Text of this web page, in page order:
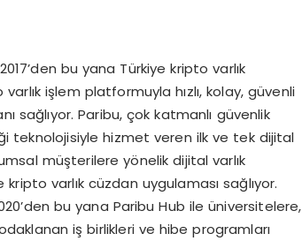
bu yana Türkiye kripto varlık
işlem platformuyla hızlı, kolay, güvenli
sağlıyor. Paribu, çok katmanlı güvenlik
teknolojisiyle hizmet veren ilk ve tek dijital
müşterilere yönelik dijital varlık
varlık cüzdan uygulaması sağlıyor.
bu yana Paribu Hub ile üniversitelere,
iş birlikleri ve hibe programları